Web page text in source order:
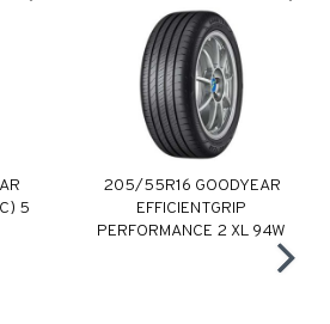
5
205/55R16 GOODYEAR
EFFICIENTGRIP
PERFORMANCE 2 XL 94W